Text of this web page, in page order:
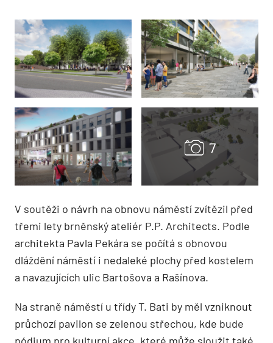
V soutěži o návrh na obnovu náměstí zvítězil před
třemi lety brněnský ateliér P.P. Architects. Podle
architekta Pavla Pekára se počítá s obnovou
dláždění náměstí i nedaleké plochy před kostelem
a navazujících ulic Bartošova a Rašínova.
Na straně náměstí u třídy T. Bati by měl vzniknout
průchozí pavilon se zelenou střechou, kde bude